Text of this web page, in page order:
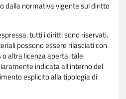
dalla normativa vigente sul diritto
tutti i diritti sono riservati.
possono essere rilasciati con
altra licenza aperta: tale
indicata all'interno del
esplicito alla tipologia di